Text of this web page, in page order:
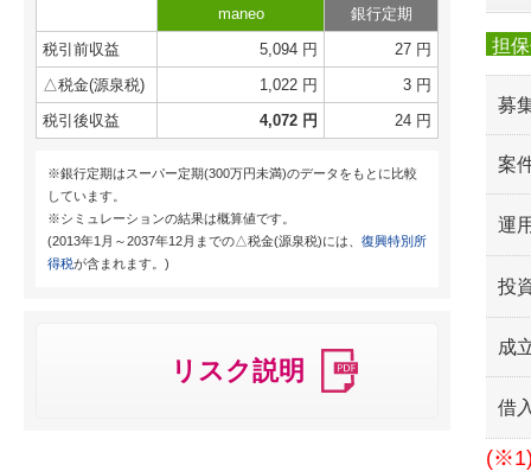
maneo
銀行定期
税引前収益
5,094 円
27 円
△税金(源泉税)
1,022 円
3 円
税引後収益
4,072 円 24 円
※銀行定期はスーパー定期(300万円未満)のデータをもとに比較
しています。
※シミュレーションの結果は概算値です。
(2013年1月～2037年12月までの△税金(源泉税)には、 復興特別所
得税が含まれます。)
リスク説明
担
募
案
運
投
成
借
(※1)